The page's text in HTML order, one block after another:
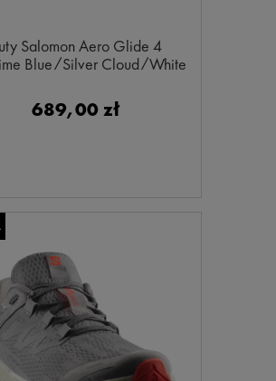
Salomon Aero Glide 4
Blue/Silver Cloud/White
689,00 zł